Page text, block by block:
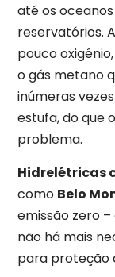
até os
reservatórios.
pouco
o gás metano
inúmeras
estufa, do que
problema.
Hidrelétricas
como Belo
emissão zero
não há mais
para proteção